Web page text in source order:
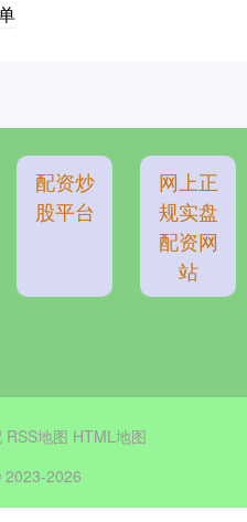
配资炒
股平台
网上正
规实盘
配资网
站
RSS地图 HTML地图
2026